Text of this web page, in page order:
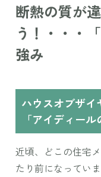
断熱の質が
う！・・・
強み
ハウスオブザイ
「アイディール
近頃、どこの住宅
たり前になっていま